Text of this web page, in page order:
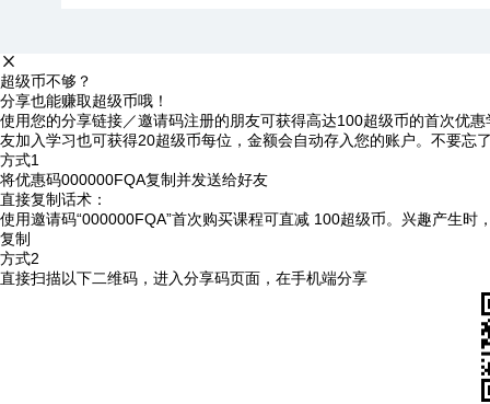
超级币不够？
分享也能赚取超级币哦！
使用您的分享链接／邀请码注册的朋友可获得高达100超级币的首次优
友加入学习也可获得20超级币每位，金额会自动存入您的账户。不要忘
方式1
将优惠码000000FQA复制并发送给好友
直接复制话术：
使用邀请码“000000FQA”首次购买课程可直减 100超级币。兴趣产生时
复制
方式2
直接扫描以下二维码，进入分享码页面，在手机端分享